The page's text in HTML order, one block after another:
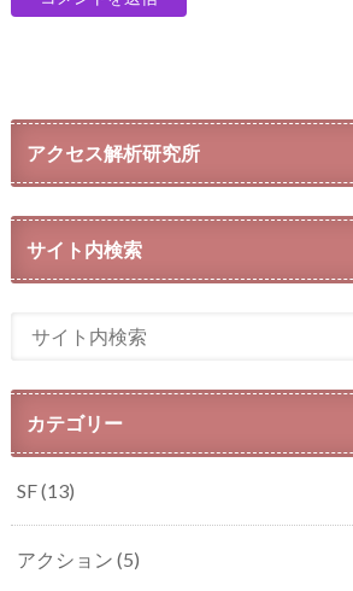
アクセス解析研究所
サイト内検索
カテゴリー
SF(13)
アクション (5)